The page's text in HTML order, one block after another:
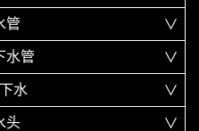
管
水管
水
头